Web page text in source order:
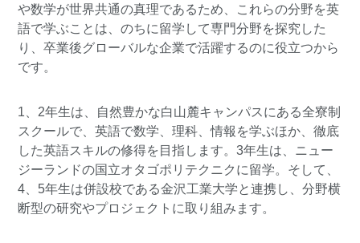
や数学が世界共通の真理であるため、これらの分野を英
語で学ぶことは、のちに留学して専門分野を探究した
り、卒業後グローバルな企業で活躍するのに役立つから
です。
1、2年生は、自然豊かな白山麓キャンパスにある全寮制
スクールで、英語で数学、理科、情報を学ぶほか、徹底
した英語スキルの修得を目指します。3年生は、ニュー
ジーランドの国立オタゴポリテクニクに留学。そして、
4、5年生は併設校である金沢工業大学と連携し、分野横
断型の研究やプロジェクトに取り組みます。